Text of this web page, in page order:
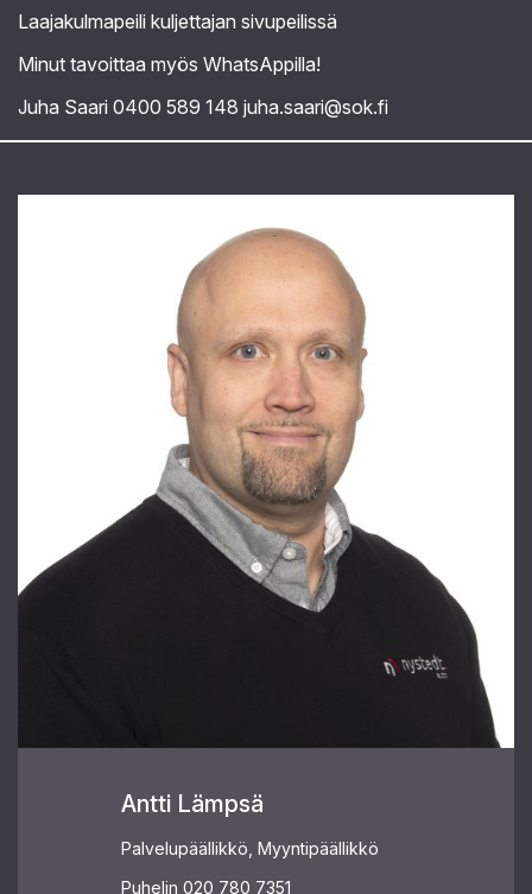
Laajakulmapeili kuljettajan sivupeilissä
Minut tavoittaa myös WhatsAppilla!
Juha Saari 0400 589 148 juha.saari@sok.fi
Antti Lämpsä
Palvelupäällikkö, Myyntipäällikkö
Puhelin 020 780 7351